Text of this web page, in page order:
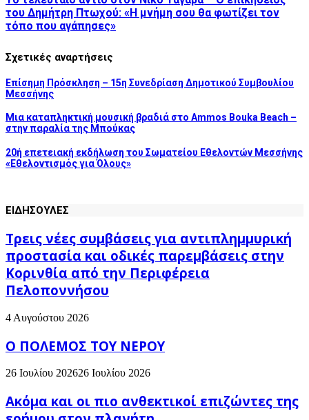
του Δημήτρη Πτωχού: «Η μνήμη σου θα φωτίζει τον
τόπο που αγάπησες»
Σχετικές αναρτήσεις
Επίσημη Πρόσκληση – 15η Συνεδρίαση Δημοτικού Συμβουλίου
Μεσσήνης
Μια καταπληκτική μουσική βραδιά στο Ammos Bouka Beach –
στην παραλία της Μπούκας
20ή επετειακή εκδήλωση του Σωματείου Εθελοντών Μεσσήνης
«Εθελοντισμός για Όλους»
ΕΙΔΗΣΟΥΛΕΣ
Τρεις νέες συμβάσεις για αντιπλημμυρική
προστασία και οδικές παρεμβάσεις στην
Κορινθία από την Περιφέρεια
Πελοποννήσου
4 Αυγούστου 2026
Ο ΠΟΛΕΜΟΣ ΤΟΥ ΝΕΡΟΥ
26 Ιουλίου 202626 Ιουλίου 2026
Ακόμα και οι πιο ανθεκτικοί επιζώντες της